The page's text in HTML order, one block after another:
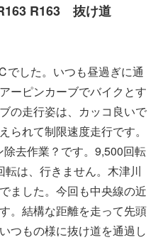
R163 抜け道
した。いつも昼過ぎに通
ーピンカーブでバイクとす
の走行姿は、カッコ良いで
られて制限速度走行です。
去作業？です。9,500回転
は、行きません。木津川
ました。今回も中央線の近
。結構な距離を走って先頭
つもの様に抜け道を通過し